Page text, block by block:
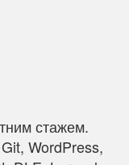
стажем.
WordPress,